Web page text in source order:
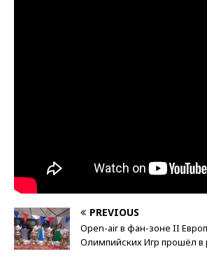
PREVIOUS
Open-air в фан-зоне II
Олимпийских Игр прошёл в